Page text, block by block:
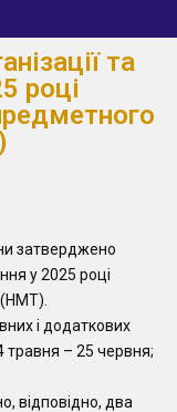
та
році
затверджено
у 2025 році
і додаткових
травня – 25 червня;
відповідно, два